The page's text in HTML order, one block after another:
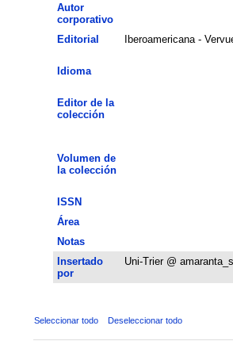
Autor
corporativo
Editorial
Iberoamericana -
Idioma
Editor de la
colección
Volumen de
la colección
ISSN
Área
Notas
Insertado
por
Uni-Trier @
Seleccionar todo Deseleccionar todo